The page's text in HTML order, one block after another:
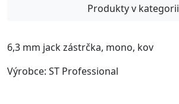
Produkty v kategorii
6,3 mm jack zástrčka, mono, kov
Výrobce: ST Professional